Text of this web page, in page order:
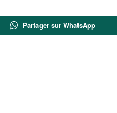
Partager sur WhatsApp